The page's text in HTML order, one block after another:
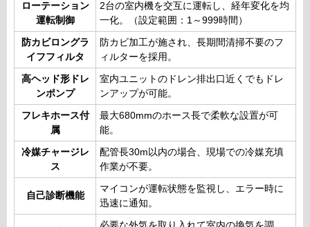
ローテーション
運転制御
2台の室内機を交互に運転し、経年変化を均
一化。（設定範囲：1～999時間）
防カビロングラ
イフフィルタ
防カビ加工が施され、長期間清掃不要のフ
ィルターを採用。
高ヘッド形ドレ
ンポンプ
室内ユニットのドレン排出口近くでもドレ
ンアップが可能。
フレキホース付
属
最大680mmのホース長で柔軟な設置が可
能。
冷媒チャージレ
ス
配管長30m以内の場合、現場での冷媒充填
作業が不要。
自己診断機能
マイコンが運転状態を監視し、エラー時に
迅速に通知。